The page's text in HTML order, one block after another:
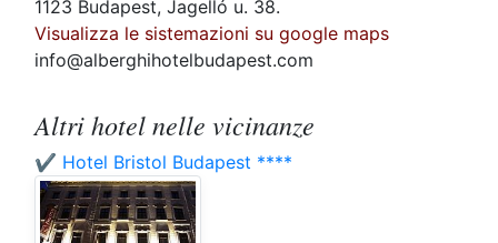
1123 Budapest, Jagelló u. 38.
Visualizza le sistemazioni su google maps
info@alberghihotelbudapest.com
Altri hotel nelle vicinanze
✔️ Hotel Bristol Budapest ****